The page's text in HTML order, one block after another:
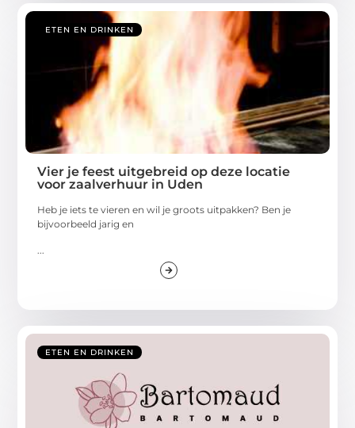
ETEN EN DRINKEN
Vier je feest uitgebreid op deze locatie
voor zaalverhuur in Uden
Heb je iets te vieren en wil je groots uitpakken? Ben je
bijvoorbeeld jarig en
ETEN EN DRINKEN